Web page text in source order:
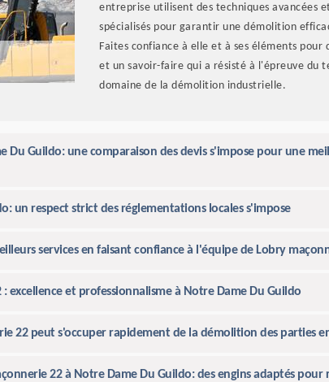
entreprise utilisent des techniques avancées
spécialisés pour garantir une démolition
Faites confiance à elle et à ses éléments pour
et un savoir-faire qui a résisté à l'épreuve du
domaine de la démolition industrielle.
Guildo: une comparaison des devis s'impose pour une
un respect strict des réglementations locales s'impose
services en faisant confiance à l'équipe de Lobry
excellence et professionnalisme à Notre Dame Du Guildo
22 peut s'occuper rapidement de la démolition des parties
22 à Notre Dame Du Guildo: des engins adaptés pour